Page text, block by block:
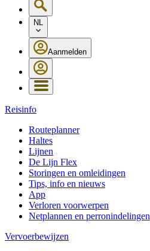
NL
Aanmelden
Reisinfo
Routeplanner
Haltes
Lijnen
De Lijn Flex
Storingen en omleidingen
Tips, info en nieuws
App
Verloren voorwerpen
Netplannen en perronindelingen
Vervoerbewijzen